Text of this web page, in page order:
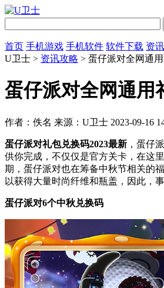
首页 手机游戏 手机软件 软件下载 资
U卫士 > 资讯攻略 > 蛋仔派对全网通
蛋仔派对全网通用
作者：佚名 来源：U卫士 2023-09-16
蛋仔派对礼包兑换码2023最新 ，蛋仔
供你完成，不仅仅是官方关卡，在这
期，蛋仔派对也在筹备中秋节相关的
以获得大量时尚纤维和瓶盖，因此，
蛋仔派对6个中秋兑换码